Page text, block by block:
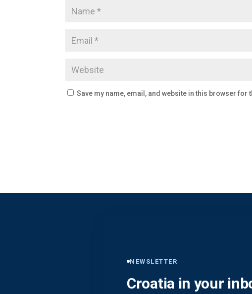
Save my name, email, and website in this browser for
NEWSLETTER
Croatia in your